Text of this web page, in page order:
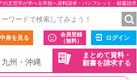
の文芸学が学べる学校へ資料請求・パンフレット・願書請求
身を見る
会員登録
（無料）
ログイン
まとめて資料・
願書を請求する
九州・沖縄